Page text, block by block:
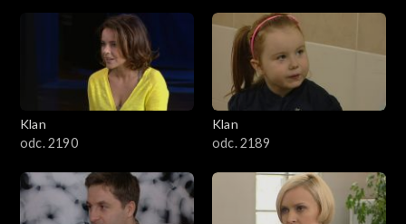
2901–3000
2801–2900
2701–2800
2501–2600
Klan
odc. 2190
Klan
odc. 2189